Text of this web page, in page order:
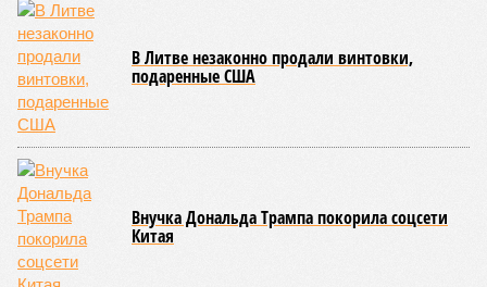
Земля уже не раз показывала человечеству свой крутой нрав – когда
Природа постоянно вступает в противоречие с нами. Ведь пока
она стремится всё на планете держать в балансе, человечество
не особенно церемонится с окружающей средой. Самые
массовые катастрофы в прошлом – какими они были? Какие
ждут нас со дня на день и чем грозят?
Рассказ